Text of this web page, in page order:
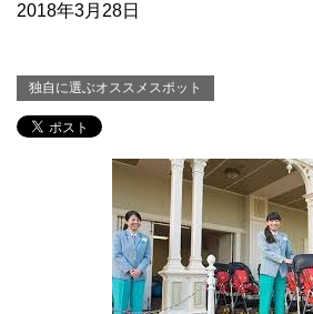
2018年3月28日
独自に選ぶオススメスポット